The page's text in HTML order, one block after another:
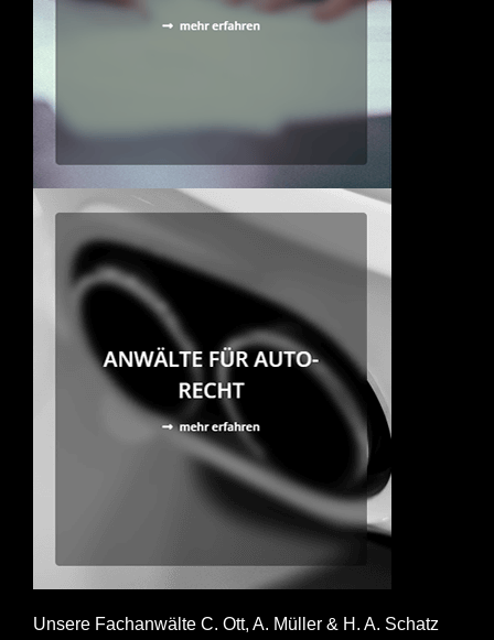
Unsere Fachanwälte C. Ott, A. Müller & H. A. Schatz